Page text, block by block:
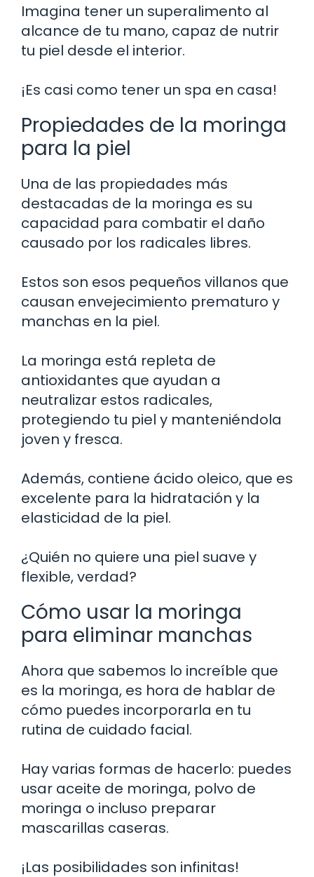
Imagina tener un superalimento al
alcance de tu mano, capaz de nutrir
tu piel desde el interior.
¡Es casi como tener un spa en casa!
Propiedades de la moringa
para la piel
Una de las propiedades más
destacadas de la moringa es su
capacidad para combatir el daño
causado por los radicales libres.
Estos son esos pequeños villanos que
causan envejecimiento prematuro y
manchas en la piel.
La moringa está repleta de
antioxidantes que ayudan a
neutralizar estos radicales,
protegiendo tu piel y manteniéndola
joven y fresca.
Además, contiene ácido oleico, que es
excelente para la hidratación y la
elasticidad de la piel.
¿Quién no quiere una piel suave y
flexible, verdad?
Cómo usar la moringa
para eliminar manchas
Ahora que sabemos lo increíble que
es la moringa, es hora de hablar de
cómo puedes incorporarla en tu
rutina de cuidado facial.
Hay varias formas de hacerlo: puedes
usar aceite de moringa, polvo de
moringa o incluso preparar
mascarillas caseras.
¡Las posibilidades son infinitas!